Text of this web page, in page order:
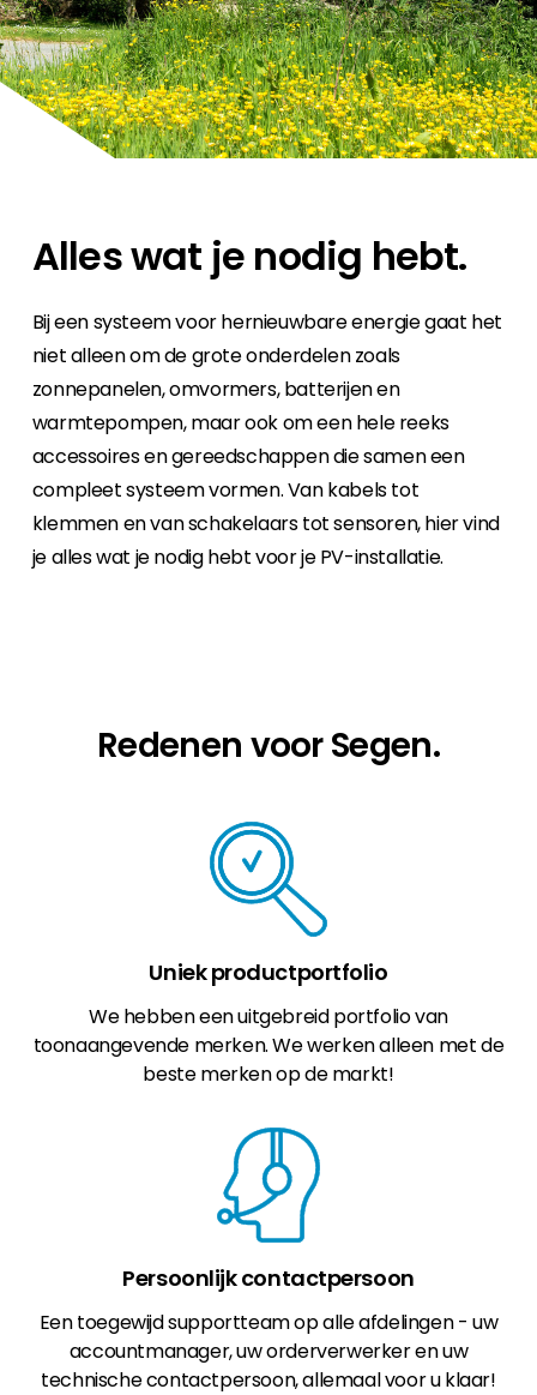
Carrière
Ben je op zoek naar een baan in de
hernieuwbare energiesector? Dan ben je hier
aan het juiste adres!
Alles wat je nodig hebt.
Bij een systeem voor hernieuwbare energie gaat het
niet alleen om de grote onderdelen zoals
zonnepanelen, omvormers, batterijen en
warmtepompen, maar ook om een hele reeks
accessoires en gereedschappen die samen een
compleet systeem vormen. Van kabels tot
klemmen en van schakelaars tot sensoren, hier vind
je alles wat je nodig hebt voor je PV-installatie.
Redenen voor Segen.
Uniek productportfolio
We hebben een uitgebreid portfolio van
toonaangevende merken. We werken alleen met de
beste merken op de markt!
Persoonlijk contactpersoon
Een toegewijd supportteam op alle afdelingen - uw
accountmanager, uw orderverwerker en uw
technische contactpersoon, allemaal voor u klaar!